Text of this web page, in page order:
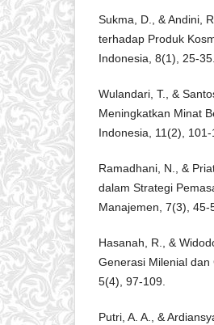
Sukma, D., & Andini,
terhadap Produk
Indonesia, 8(1), 25-35.
Wulandari, T., &
Meningkatkan Minat
Indonesia, 11(2), 101-
Ramadhani, N., &
dalam Strategi
Manajemen, 7(3), 45-
Hasanah, R., &
Generasi Milenial
5(4), 97-109.
Putri, A. A., &